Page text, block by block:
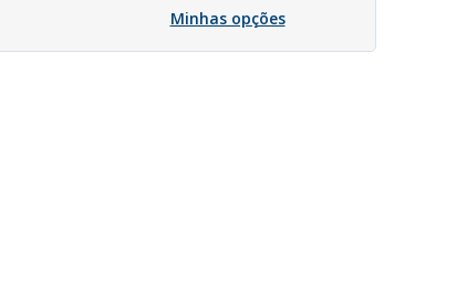
Minhas opções